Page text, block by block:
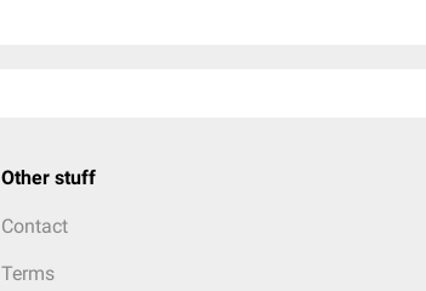
Other stuff
Contact
Terms